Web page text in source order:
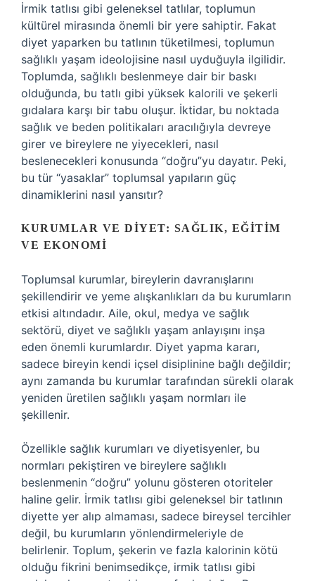
İrmik tatlısı gibi geleneksel tatlılar, toplumun
kültürel mirasında önemli bir yere sahiptir. Fakat
diyet yaparken bu tatlının tüketilmesi, toplumun
sağlıklı yaşam ideolojisine nasıl uyduğuyla ilgilidir.
Toplumda, sağlıklı beslenmeye dair bir baskı
olduğunda, bu tatlı gibi yüksek kalorili ve şekerli
gıdalara karşı bir tabu oluşur. İktidar, bu noktada
sağlık ve beden politikaları aracılığıyla devreye
girer ve bireylere ne yiyecekleri, nasıl
beslenecekleri konusunda “doğru”yu dayatır. Peki,
bu tür “yasaklar” toplumsal yapıların güç
dinamiklerini nasıl yansıtır?
KURUMLAR VE DIYET: SAĞLIK, EĞITIM
VE EKONOMI
Toplumsal kurumlar, bireylerin davranışlarını
şekillendirir ve yeme alışkanlıkları da bu kurumların
etkisi altındadır. Aile, okul, medya ve sağlık
sektörü, diyet ve sağlıklı yaşam anlayışını inşa
eden önemli kurumlardır. Diyet yapma kararı,
sadece bireyin kendi içsel disiplinine bağlı değildir;
aynı zamanda bu kurumlar tarafından sürekli olarak
yeniden üretilen sağlıklı yaşam normları ile
şekillenir.
Özellikle sağlık kurumları ve diyetisyenler, bu
normları pekiştiren ve bireylere sağlıklı
beslenmenin “doğru” yolunu gösteren otoriteler
haline gelir. İrmik tatlısı gibi geleneksel bir tatlının
diyette yer alıp almaması, sadece bireysel tercihler
değil, bu kurumların yönlendirmeleriyle de
belirlenir. Toplum, şekerin ve fazla kalorinin kötü
olduğu fikrini benimsedikçe, irmik tatlısı gibi